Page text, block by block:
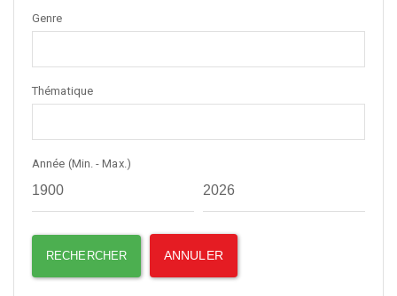
Genre
Thématique
Année (Min. - Max.)